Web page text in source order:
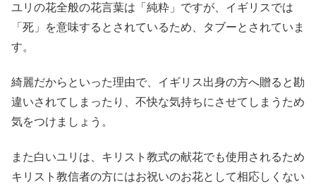
ユリの花全般の花言葉は「純粋」ですが、イギリスでは
「死」を意味するとされているため、タブーとされていま
す。
綺麗だからといった理由で、イギリス出身の方へ贈ると勘
違いされてしまったり、不快な気持ちにさせてしまうため
気をつけましょう。
また白いユリは、キリスト教式の献花でも使用されるため
キリスト教信者の方にはお祝いのお花として相応しくない